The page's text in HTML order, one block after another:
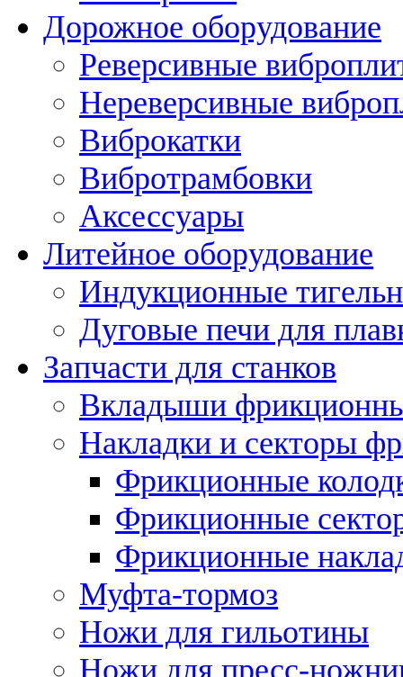
Дорожное оборудование
Реверсивные
Нереверсивные
Виброкатки
Вибротрамбовки
Аксессуары
Литейное оборудование
Индукционные
Дуговые печи для
Запчасти для станков
Вкладыши
Накладки и секторы
Фрикционные
Фрикционные
Фрикционные
Муфта-тормоз
Ножи для гильотины
Ножи для пресс-